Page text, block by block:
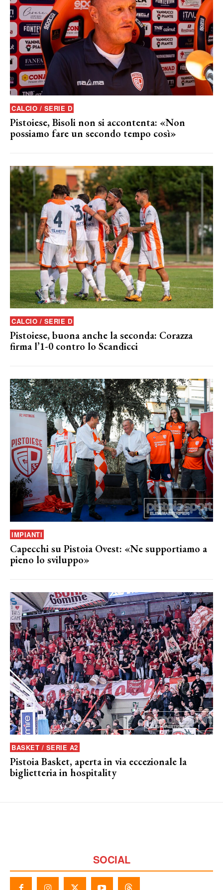
CALCIO / SERIE D
Pistoiese, Bisoli non si accontenta: «Non
possiamo fare un secondo tempo così»
CALCIO / SERIE D
Pistoiese, buona anche la seconda: Corazza
firma l’1-0 contro lo Scandicci
IMPIANTI
Capecchi su Pistoia Ovest: «Ne supportiamo a
pieno lo sviluppo»
BASKET / SERIE A2
Pistoia Basket, aperta in via eccezionale la
biglietteria in hospitality
SOCIAL